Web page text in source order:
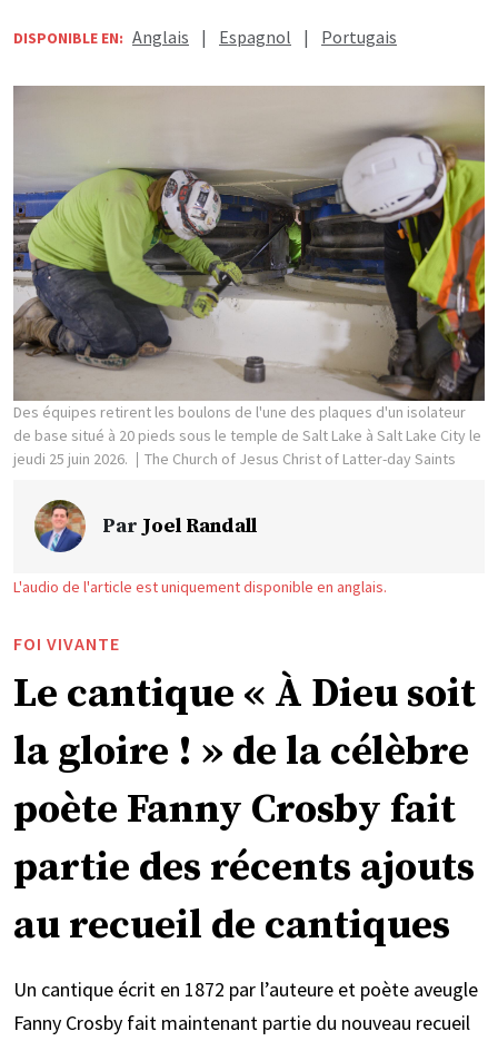
DISPONIBLE EN: Anglais | Espagnol | Portugais
Des équipes retirent les boulons de l'une des plaques d'un isolateur
de base situé à 20 pieds sous le temple de Salt Lake à Salt Lake City le
jeudi 25 juin 2026.
The Church of Jesus Christ of Latter-day Saints
Par Joel Randall
L'audio de l'article est uniquement disponible en anglais.
FOI VIVANTE
Le cantique « À Dieu soit
la gloire ! » de la célèbre
poète Fanny Crosby fait
partie des récents ajouts
au recueil de cantiques
Un cantique écrit en 1872 par l’auteure et poète aveugle
Fanny Crosby fait maintenant partie du nouveau recueil